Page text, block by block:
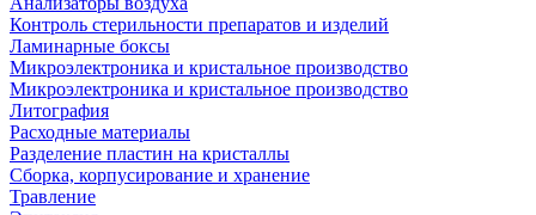
Контроль стерильности препаратов и изделий
Ламинарные боксы
Микроэлектроника и кристальное производство
Микроэлектроника и кристальное производство
Литография
Расходные материалы
Разделение пластин на кристаллы
Сборка, корпусирование и хранение
Травление